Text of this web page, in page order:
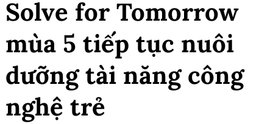
Solve for Tomorrow
mùa 5 tiếp tục nuôi
dưỡng tài năng công
nghệ trẻ